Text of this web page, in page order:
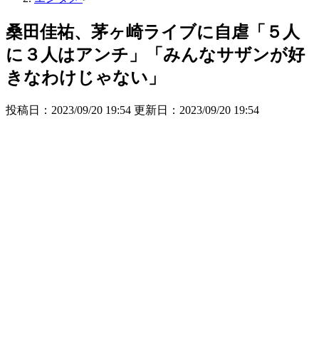
桑田佳祐、茅ヶ崎ライブに自虐「５人
に３人はアンチ」「みんなサザンが好
きなわけじゃない」
投稿日：2023/09/20 19:54 更新日： 2023/09/20 19:54